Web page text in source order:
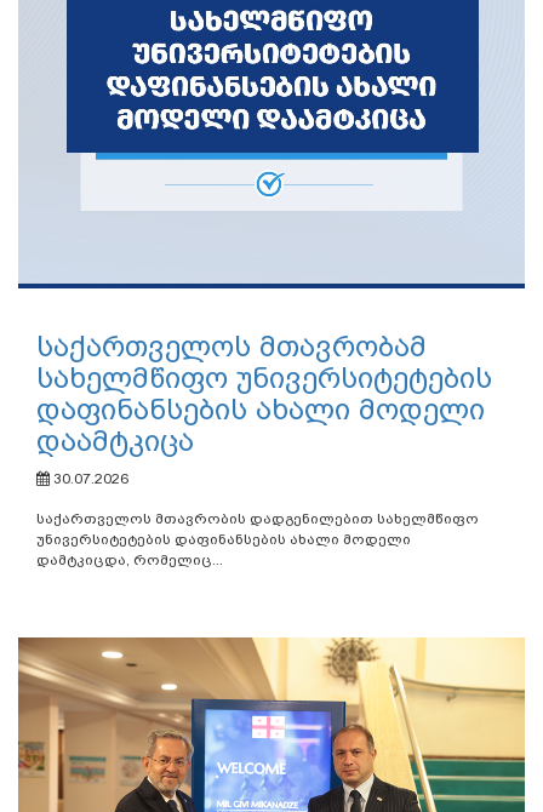
საქართველოს მთავრობამ
სახელმწიფო უნივერსიტეტების
დაფინანსების ახალი მოდელი
დაამტკიცა
30.07.2026
საქართველოს მთავრობის დადგენილებით სახელმწიფო
უნივერსიტეტების დაფინანსების ახალი მოდელი
დამტკიცდა, რომელიც...